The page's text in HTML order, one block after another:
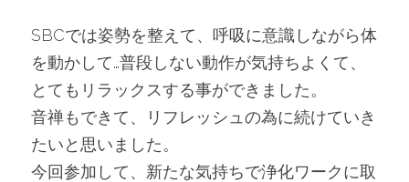
SBCでは姿勢を整えて、呼吸に意識しながら体
を動かして…普段しない動作が気持ちよくて、
とてもリラックスする事ができました。
音禅もできて、リフレッシュの為に続けていき
たいと思いました。
今回参加して、新たな気持ちで浄化ワークに取